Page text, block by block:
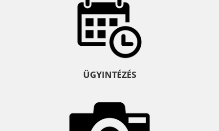
ÜGYINTÉZÉS